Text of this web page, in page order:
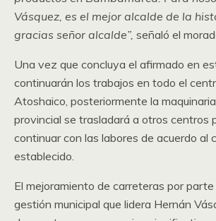
Vásquez, es el mejor alcalde de la
gracias señor alcalde”, señaló el
Una vez que concluya el afirmado en
continuarán los trabajos en todo el
Atoshaico, posteriormente la
provincial se trasladará a otros centros
continuar con las labores de acuerdo al
establecido.
El mejoramiento de carreteras por
gestión municipal que lidera Hernán